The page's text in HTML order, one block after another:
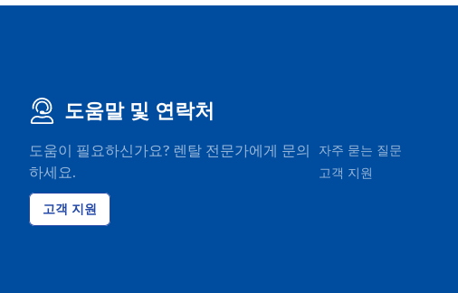
도움말 및 연락처
도움이 필요하신가요? 렌탈 전문가에게 문의
하세요.
고객 지원
자주 묻는 질문
고객 지원